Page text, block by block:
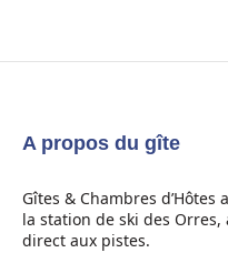
A propos du gîte
Gîtes & Chambres
la station de ski des
direct aux pistes.